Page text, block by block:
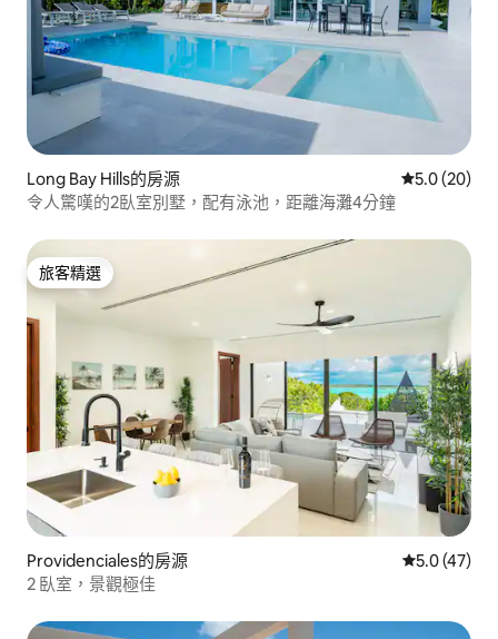
Long Bay Hills的房源 從 20 則評
5.0 (20)
令人驚嘆的2臥室別墅，配有泳池，距離海灘4分鐘
旅客精選
旅客精選
Providenciales的房源 從 47 則評
5.0 (47)
2 臥室，景觀極佳